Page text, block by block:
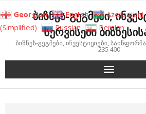
to
content
ბიზნეს-გეგმები,
სერვისები
ბიზნეს-გეგმები, ინვესტიციები,
235 400
Georgian English Azerbaijani
(Simplified)
Russian Persian